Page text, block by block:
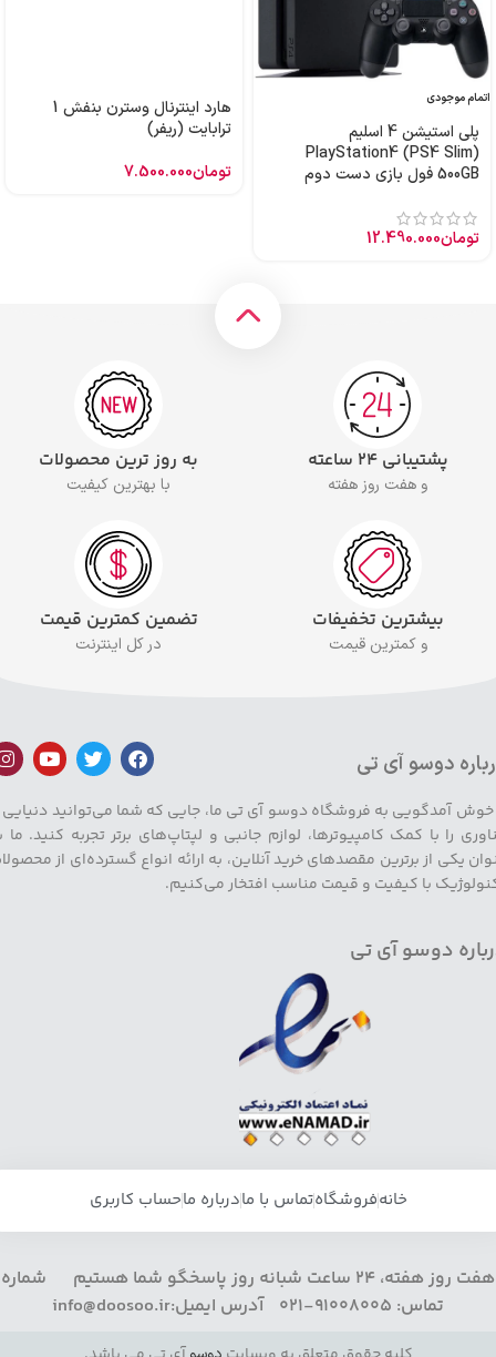
اتمام موجودی
پلی استیشن 4 اسلیم
PlayStation4 (PS4 Slim)
500GB فول بازی دست دوم
تومان12.490.000
هارد اینترنال وسترن بنفش 1
ترابایت (ریفر)
تومان7.500.000
پشتیبانی ۲۴ ساعته
و هفت روز هفته
به روز ترین محصولات
با بهترین کیفیت
بیشترین تخفیفات
و کمترین قیمت
تضمین کمترین قیمت
در کل اینترنت
دوسو آی تی
خوش آمدگویی به فروشگاه دوسو آی تی ما، جایی که شما می‌توانید دنیایی
را با کمک کامپیوترها، لوازم جانبی و لپتاپ‌های برتر تجربه کنید. ما
یکی از برترین مقصدهای خرید آنلاین، به ارائه انواع گسترده‌ای از
با کیفیت و قیمت مناسب افتخار می‌کنیم.
دوسو آی تی
خانهفروشگاهتماس با مادرباره ماحساب کاربری
هفت روز هفته، 24 ساعت شبانه روز پاسخگو شما هستیم شماره
تماس: 91008005-021 آدرس ایمیل:info@doosoo.ir